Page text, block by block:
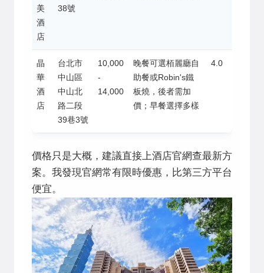
美
酒
店
38號
晶
華
酒
店
台北市
中山區
中山北
路二段
39巷3號
10,000
-
14,000
晚餐可選栢麗廳自
助餐或Robin's鐵
板燒，後者需加
價；早餐選擇多樣
4.0
價格只是大概，建議直接上酒店官網查最新方
案。我發現官網常有限時優惠，比第三方平台
便宜。